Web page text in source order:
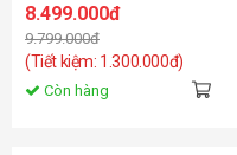
8.499.000đ
9.799.000đ
(Tiết kiệm: 1.300.000đ)
Còn hàng